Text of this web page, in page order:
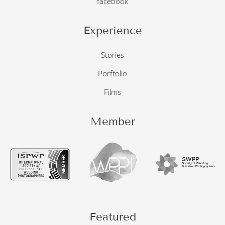
Experience
Stories
Porftolio
Films
Member
Featured